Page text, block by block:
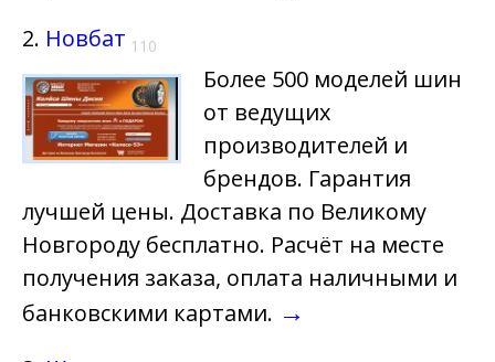
2. Новбат 110
Более 500 моделей шин
от ведущих
производителей и
брендов. Гарантия
лучшей цены. Доставка по Великому
Новгороду бесплатно. Расчёт на месте
получения заказа, оплата наличными и
банковскими картами. →